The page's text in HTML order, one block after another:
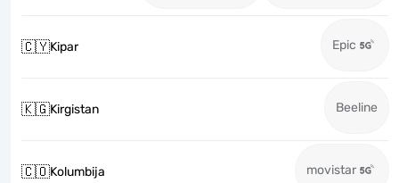
🇨🇾Kipar Epic
🇰🇬Kirgistan Beeline
🇨🇴Kolumbija movistar